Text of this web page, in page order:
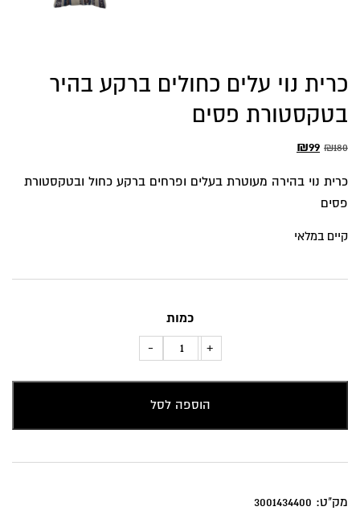
כרית נוי עלים כחולים ברקע בהיר
בטקסטורת פסים
₪180
המחיר
היה:
₪99
הוא:
כרית נוי בהירה מעוטרת בעלים ופרחים ברקע כחול ובטקסטורת
פסים
קיים במלאי
כמות
+
כמות
נוי
עלים
-
הוספה לסל
מק"ט: 3001434400